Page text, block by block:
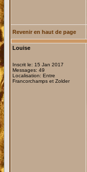
Revenir en haut de page
Louise
Inscrit le: 15 Jan 2017
Messages: 49
Localisation: Entre
Francorchamps et Zolder